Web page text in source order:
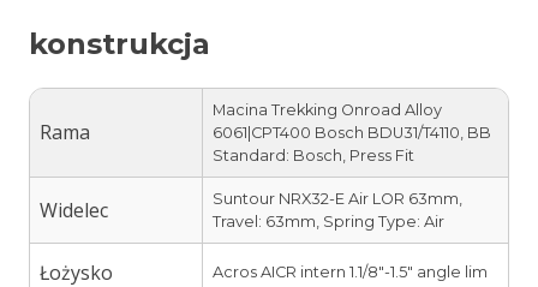
konstrukcja
Rama
Macina Trekking Onroad Alloy
6061|CPT400 Bosch BDU31/T4110, BB
Standard: Bosch, Press Fit
Widelec
Suntour NRX32-E Air LOR 63mm,
Travel: 63mm, Spring Type: Air
Łożysko Acros AICR intern 1.1/8″-1.5″ angle lim